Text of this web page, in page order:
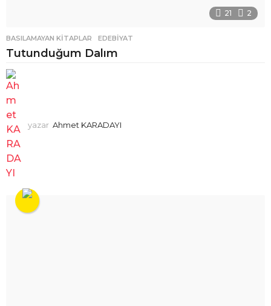
21 2
BASILAMAYAN KITAPLAR ,EDEBIYAT
Tutunduğum Dalım
yazar Ahmet KARADAYI